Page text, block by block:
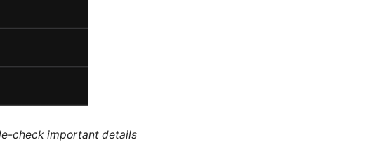
check important details